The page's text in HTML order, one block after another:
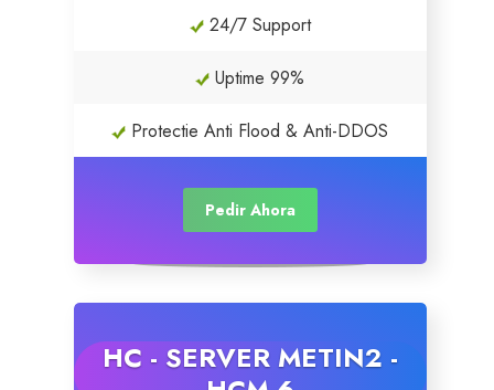
24/7 Support
Uptime 99%
Protectie Anti Flood & Anti-DDOS
Pedir Ahora
HC - SERVER METIN2 -